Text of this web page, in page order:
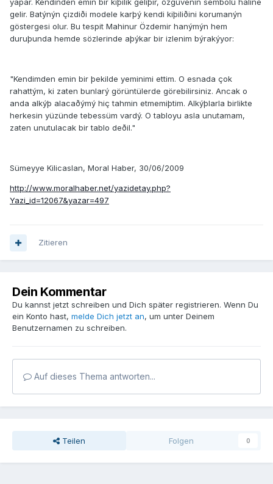
yapar. Kendinden emin bir kiþilik geliþir, özgüvenin sembolü haline
gelir. Batýnýn çizdiði modele karþý kendi kiþiliðini korumanýn
göstergesi olur. Bu tespit Mahinur Özdemir hanýmýn hem
duruþunda hemde sözlerinde aþýkar bir izlenim býrakýyor:
"Kendimden emin bir þekilde yeminimi ettim. O esnada çok
rahattým, ki zaten bunlarý görüntülerde görebilirsiniz. Ancak o
anda alkýþ alacaðýmý hiç tahmin etmemiþtim. Alkýþlarla birlikte
herkesin yüzünde tebessüm vardý. O tabloyu asla unutamam,
zaten unutulacak bir tablo deðil."
Sümeyye Kilicaslan, Moral Haber, 30/06/2009
http://www.moralhaber.net/yazidetay.php?
Yazi_id=12067&yazar=497
Zitieren
Dein Kommentar
Du kannst jetzt schreiben und Dich später registrieren. Wenn Du
ein Konto hast, melde Dich jetzt an, um unter Deinem
Benutzernamen zu schreiben.
Auf dieses Thema antworten...
Teilen Folgen 0